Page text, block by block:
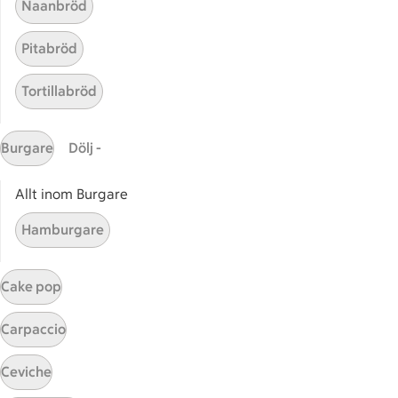
ICA Nära
ICA Supermarket
ICA Kvantum
ICA Maxi
Utvalda leverantörer
Annonsera
Jobba på ICA
Hållbarhet
ICA Stiftelsen
Kundservice
Reklamera
Återkallelser
Spärra eller beställ nytt ICA-kort
Naanbröd
Pitabröd
Tortillabröd
Burgare Dölj -
Allt inom Burgare
Hamburgare
Cake pop
Carpaccio
Ceviche